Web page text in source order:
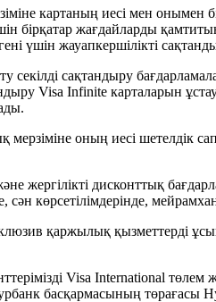
картаның иесі мен онымен
бірқатар жағдайларды
үшін жауапкершілікті
секілді сақтандыру
Visa Infinite карталарын
оның иесі шетелдік
жергілікті дисконттық
көрсетілімдерінде,
қаржылық қызметтерді
Visa International
басқармасының төрағасы